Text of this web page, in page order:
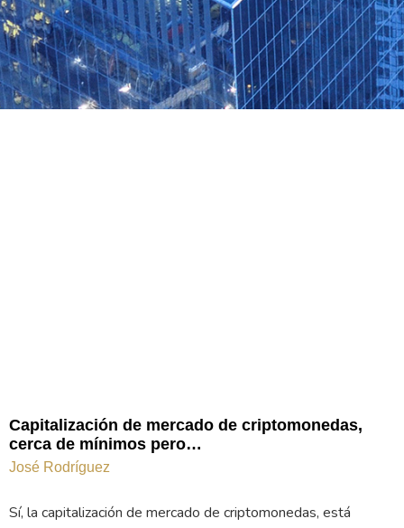
Capitalización de mercado de criptomonedas,
cerca de mínimos pero…
José Rodríguez
Sí, la capitalización de mercado de criptomonedas, está